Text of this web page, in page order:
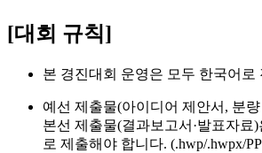
[대회 규칙]
본 경진대회 운영은 모두 한국어로
예선 제출물(아이디어 제안서, 분
본선 제출물(결과보고서·발표자료
로 제출해야 합니다. (.hwp/.hwpx/